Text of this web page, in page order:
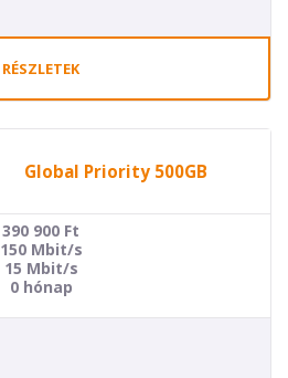
RÉSZLETEK
Global Priority 500GB
390 900 Ft
150 Mbit/s
15 Mbit/s
0 hónap